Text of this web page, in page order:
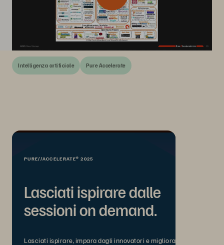
Intelligenza artificiale Pure Accelerate
PURE//ACCELERATE® 2025
Lasciati ispirare dalle
sessioni on demand.
Lasciati ispirare, impara dagli innovatori e migliora le tue